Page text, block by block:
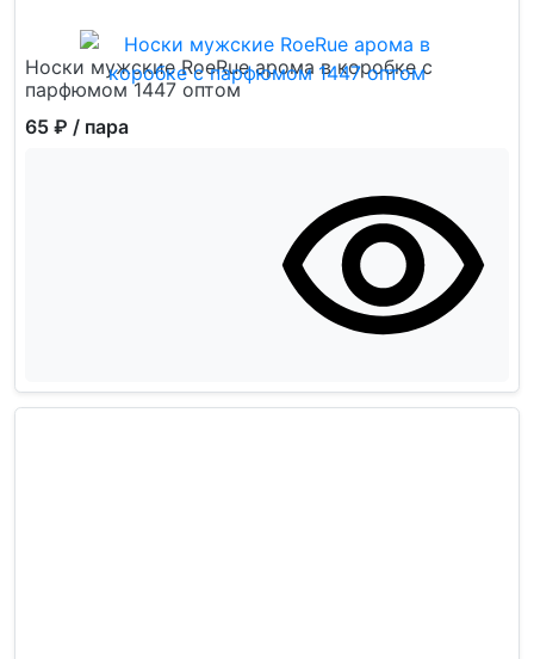
Носки мужские RoeRue арома в коробке с
парфюмом 1447 оптом
65 ₽ / пара